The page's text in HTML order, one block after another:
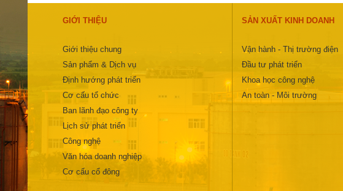
GIỚI THIỆU
Giới thiệu chung
Sản phẩm & Dịch vụ
Định hướng phát triển
Cơ cấu tổ chức
Ban lãnh đạo công ty
Lịch sử phát triển
Công nghệ
Văn hóa doanh nghiệp
Cơ cấu cổ đông
SẢN XUẤT KINH DOANH
Vận hành - Thị trường điện
Đầu tư phát triển
Khoa học công nghệ
An toàn - Môi trường